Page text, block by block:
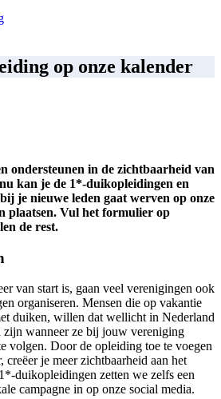
op onze kalender
ondersteunen in de zichtbaarheid van
kan je de 1*-duikopleidingen en
je nieuwe leden gaat werven op onze
plaatsen. Vul het formulier op
de rest.
van start is, gaan veel verenigingen ook
organiseren. Mensen die op vakantie
duiken, willen dat wellicht in Nederland
wanneer ze bij jouw vereniging
volgen. Door de opleiding toe te voegen
creëer je meer zichtbaarheid aan het
duikopleidingen zetten we zelfs een
campagne in op onze social media.